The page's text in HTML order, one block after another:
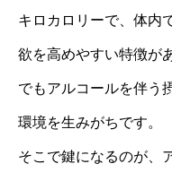
キロカロリーで、体内
欲を高めやすい特徴が
でもアルコールを伴う
環境を生みがちです。
そこで鍵になるのが、